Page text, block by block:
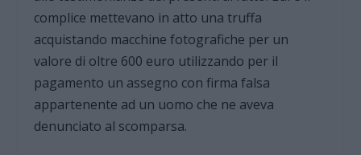
complice mettevano in atto una truffa
acquistando macchine fotografiche per un
valore di oltre 600 euro utilizzando per il
pagamento un assegno con firma falsa
appartenente ad un uomo che ne aveva
denunciato al scomparsa.